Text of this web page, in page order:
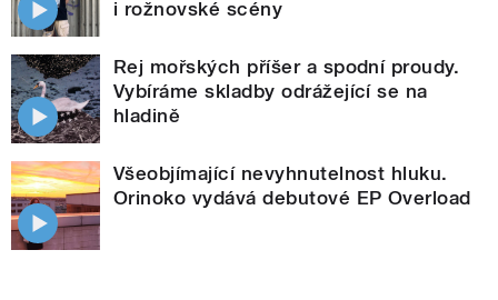
i rožnovské scény
Rej mořských příšer a spodní proudy.
Vybíráme skladby odrážející se na
hladině
Všeobjímající nevyhnutelnost hluku.
Orinoko vydává debutové EP Overload